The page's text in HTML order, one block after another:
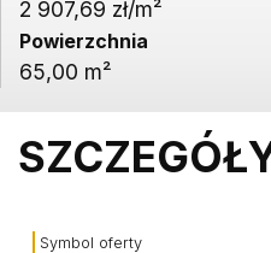
2 907,69 zł/m²
Powierzchnia
65,00 m²
Symbol oferty